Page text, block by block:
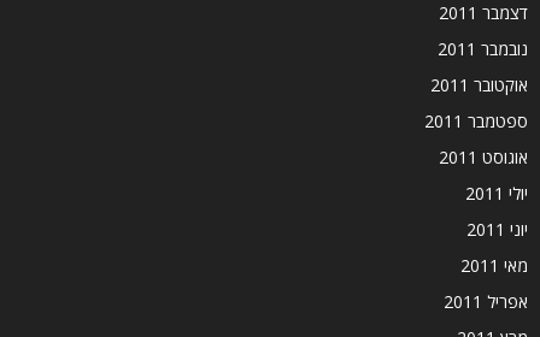
דצמבר 2011
נובמבר 2011
אוקטובר 2011
ספטמבר 2011
אוגוסט 2011
יולי 2011
יוני 2011
מאי 2011
אפריל 2011